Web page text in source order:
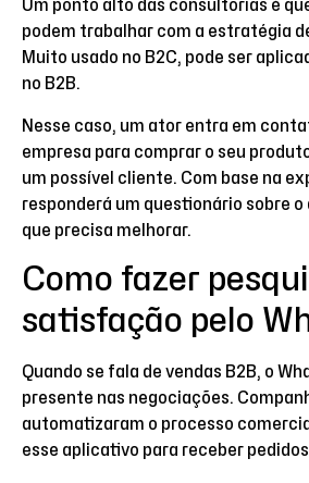
Um ponto alto das consultorias é
podem trabalhar com a estratégia
Muito usado no B2C, pode ser
no B2B.
Nesse caso, um ator entra em
empresa para comprar o seu
um possível cliente. Com base na
responderá um questionário sobre o
que precisa melhorar.
Como fazer
satisfação pelo
Quando se fala de vendas B2B, o
presente nas negociações.
automatizaram o processo
esse aplicativo para receber